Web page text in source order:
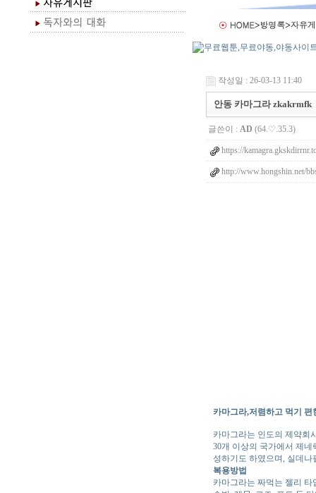
작성일 : 26-03-13 11:40
안동 카마그라 zkakrmfk
글쓴이 : AD (64.♡.35.3)
https://
http://www.hongshin.net/
카마그라,저렴하고 먹기 편
카마그라는 인도의 제약회
30개 이상의 국가에서 제
성하기도 하였으며, 실데
복용방법
카마그라는 짜먹는 젤리